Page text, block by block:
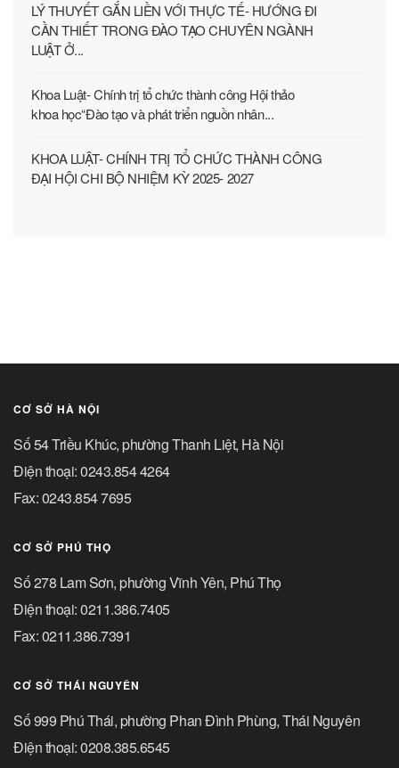
LÝ THUYẾT GẮN LIỀN VỚI THỰC TẾ- HƯỚNG ĐI
CẦN THIẾT TRONG ĐÀO TẠO CHUYÊN NGÀNH
LUẬT Ở...
Khoa Luật- Chính trị tổ chức thành công Hội thảo
khoa học“Đào tạo và phát triển nguồn nhân...
KHOA LUẬT- CHÍNH TRỊ TỔ CHỨC THÀNH CÔNG
ĐẠI HỘI CHI BỘ NHIỆM KỲ 2025- 2027
CƠ SỞ HÀ NỘI
Số 54 Triều Khúc, phường Thanh Liệt, Hà Nội
Điện thoại: 0243.854 4264
Fax: 0243.854 7695
CƠ SỞ PHÚ THỌ
Số 278 Lam Sơn, phường Vĩnh Yên, Phú Thọ
Điện thoại: 0211.386.7405
Fax: 0211.386.7391
CƠ SỞ THÁI NGUYÊN
Số 999 Phú Thái, phường Phan Đình Phùng, Thái Nguyên
Điện thoại: 0208.385.6545